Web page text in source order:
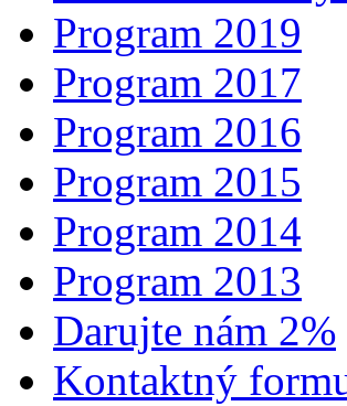
Program 2019
Program 2017
Program 2016
Program 2015
Program 2014
Program 2013
Darujte nám 2%
Kontaktný